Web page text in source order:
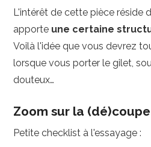
L'intérêt de cette pièce réside
apporte une certaine
Voilà l'idée que vous devrez
lorsque vous porter le gilet,
douteux…
Zoom sur la (dé)coupe
Petite checklist à l'essayage :